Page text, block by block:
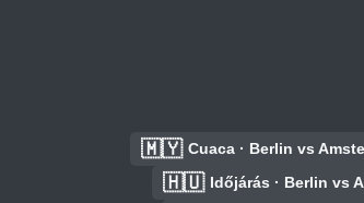
🇲🇾 Cuaca · Berlin vs
🇭🇺 Időjárás · Berlin vs